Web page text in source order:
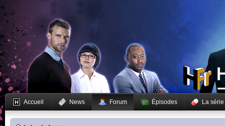
Accueil News Forum Épisodes La série